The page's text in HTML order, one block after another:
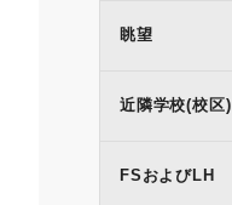
眺望
近隣学校(校区)
FSおよびLH